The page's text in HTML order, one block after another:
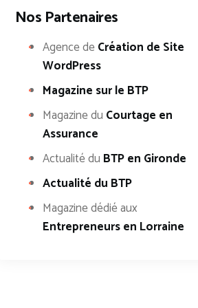
Nos Partenaires
Agence deCréation de Site
WordPress
Magazine sur le BTP
Magazine du Courtage en
Assurance
Actualité du BTP en Gironde
Actualité du BTP
Magazine dédié aux
Entrepreneurs en Lorraine